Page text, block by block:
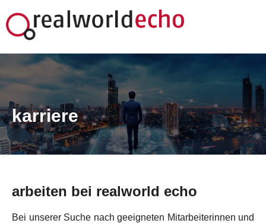
karriere
arbeiten bei realworld echo
Bei unserer Suche nach geeigneten Mitarbeiterinnen und